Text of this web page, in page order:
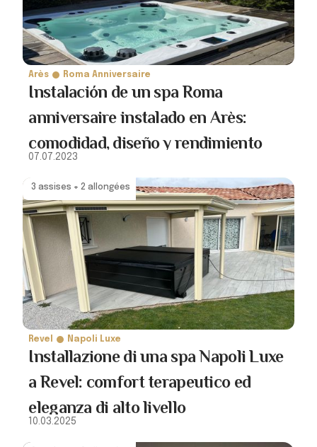
Arès Roma Anniversaire
Instalación de un spa Roma
anniversaire instalado en Arès:
comodidad, diseño y rendimiento
07.07.2023
3 assises + 2 allongées
Revel Napoli Luxe
Installazione di una spa Napoli Luxe
a Revel: comfort terapeutico ed
eleganza di alto livello
10.03.2025